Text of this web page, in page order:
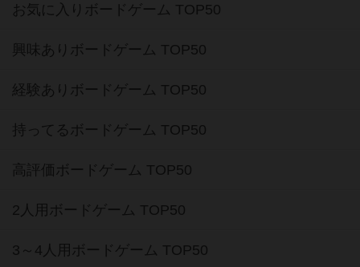
お気に入りボードゲーム TOP50
興味ありボードゲーム TOP50
経験ありボードゲーム TOP50
持ってるボードゲーム TOP50
高評価ボードゲーム TOP50
2人用ボードゲーム TOP50
3～4人用ボードゲーム TOP50